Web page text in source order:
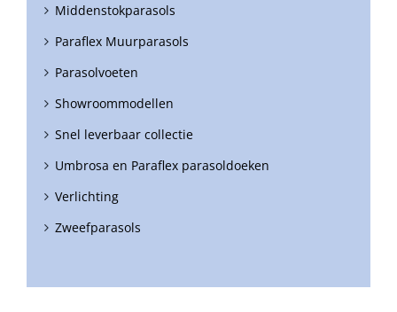
Middenstokparasols
Paraflex Muurparasols
Parasolvoeten
Showroommodellen
Snel leverbaar collectie
Umbrosa en Paraflex parasoldoeken
Verlichting
Zweefparasols